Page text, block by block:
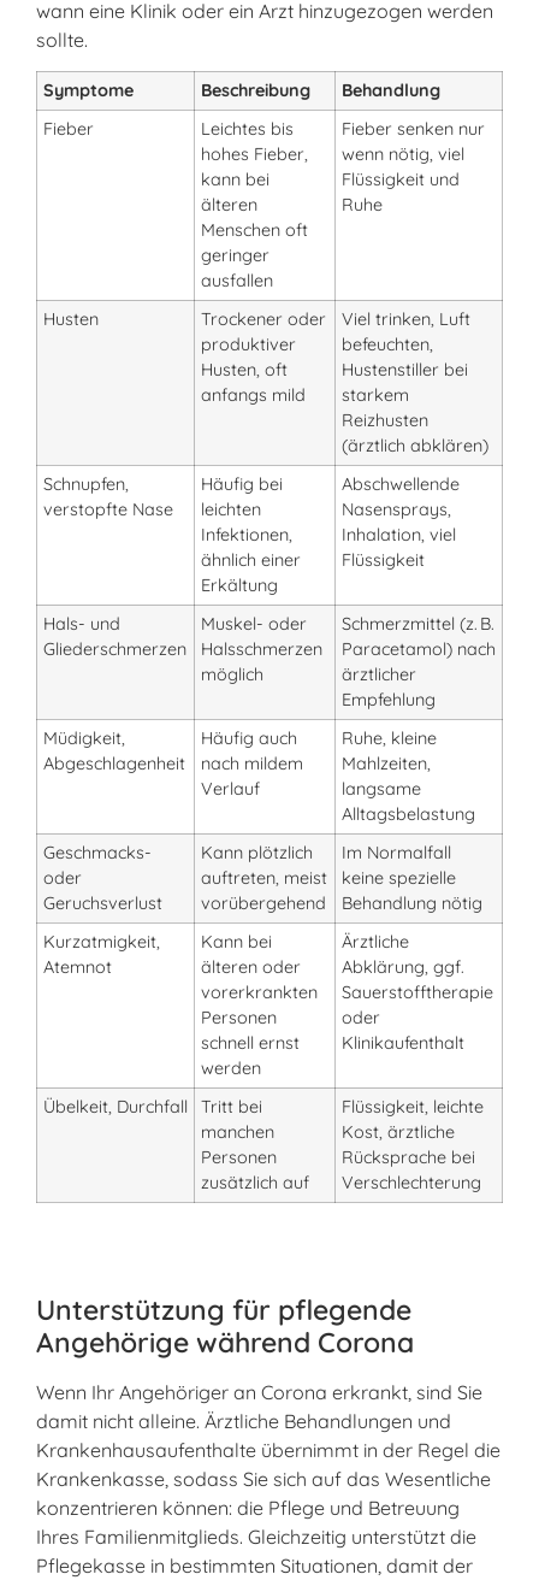
wann eine Klinik oder ein Arzt hinzugezogen werden
sollte.
Symptome Beschreibung
Behandlung
Fieber
Leichtes bis
hohes Fieber,
kann bei
älteren
Menschen oft
geringer
ausfallen
Fieber senken nur
wenn nötig, viel
Flüssigkeit und
Ruhe
Husten
Trockener oder
produktiver
Husten, oft
anfangs mild
Viel trinken, Luft
befeuchten,
Hustenstiller bei
starkem
Reizhusten
(ärztlich abklären)
Schnupfen,
verstopfte Nase
Häufig bei
leichten
Infektionen,
ähnlich einer
Erkältung
Abschwellende
Nasensprays,
Inhalation, viel
Flüssigkeit
Hals- und
Gliederschmerzen
Muskel- oder
Halsschmerzen
möglich
Schmerzmittel (z. B.
Paracetamol) nach
ärztlicher
Empfehlung
Müdigkeit,
Abgeschlagenheit
Häufig auch
nach mildem
Verlauf
Ruhe, kleine
Mahlzeiten,
langsame
Alltagsbelastung
Geschmacks-
oder
Geruchsverlust
Kann plötzlich
auftreten, meist
vorübergehend
Im Normalfall
keine spezielle
Behandlung nötig
Kurzatmigkeit,
Atemnot
Kann bei
älteren oder
vorerkrankten
Personen
schnell ernst
werden
Ärztliche
Abklärung, ggf.
Sauerstofftherapie
oder
Klinikaufenthalt
Übelkeit, Durchfall
Tritt bei
manchen
Personen
zusätzlich auf
Flüssigkeit, leichte
Kost, ärztliche
Rücksprache bei
Verschlechterung
Unterstützung für pflegende
Angehörige während Corona
Wenn Ihr Angehöriger an Corona erkrankt, sind Sie
damit nicht alleine. Ärztliche Behandlungen und
Krankenhausaufenthalte übernimmt in der Regel die
Krankenkasse, sodass Sie sich auf das Wesentliche
konzentrieren können: die Pflege und Betreuung
Ihres Familienmitglieds. Gleichzeitig unterstützt die
Pflegekasse in bestimmten Situationen, damit der